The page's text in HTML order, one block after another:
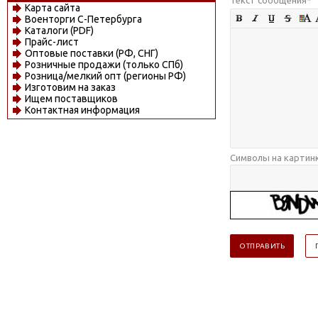
Карта сайта
Военторги С-Петербурга
Каталоги (PDF)
Прайс-лист
Оптовые поставки (РФ, СНГ)
Розничные продажи (только СПб)
Розница/мелкий опт (регионы РФ)
Изготовим на заказ
Ищем поставщиков
Контактная информация
Символы на